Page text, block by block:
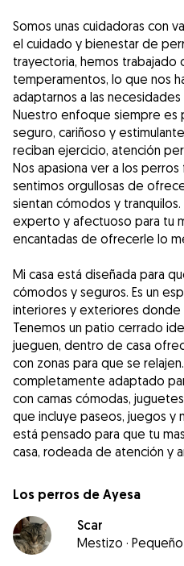
Somos unas cuidadoras con
el cuidado y bienestar de
trayectoria, hemos trabajado
temperamentos, lo que nos
adaptarnos a las
Nuestro enfoque siempre es
seguro, cariñoso y
reciban ejercicio, atención
Nos apasiona ver a los
sentimos orgullosas de
sientan cómodos y tranquilos.
experto y afectuoso para tu
encantadas de ofrecerle lo
Mi casa está diseñada para
cómodos y seguros. Es un
interiores y exteriores donde
Tenemos un patio cerrado
jueguen, dentro de casa
con zonas para que se
completamente adaptado
con camas cómodas,
que incluye paseos, juegos y
está pensado para que tu
casa, rodeada de atención y
Los perros de Ayesa
Scar
Mestizo · Pequeño